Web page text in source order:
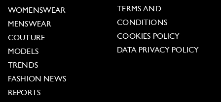
WOMENSWEAR
MENSWEAR
COUTURE
MODELS
TRENDS
FASHION NEWS
REPORTS
TERMS AND
CONDITIONS
COOKIES POLICY
DATA PRIVACY POLICY